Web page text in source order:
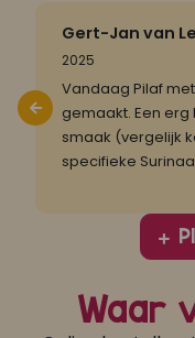
Gert-Jan van
2025
Vandaag Pilaf
gemaakt. Een
smaak (vergelijk
specifieke
Waar